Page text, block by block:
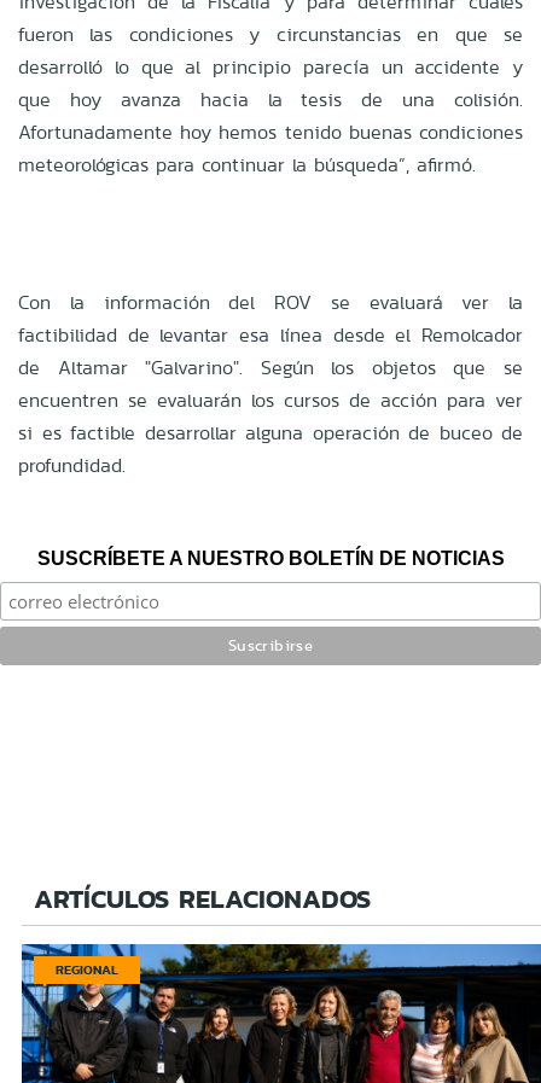
fueron las condiciones y circunstancias en que se
desarrolló lo que al principio parecía un accidente y
que hoy avanza hacia la tesis de una colisión.
Afortunadamente hoy hemos tenido buenas condiciones
meteorológicas para continuar la búsqueda”, afirmó.
Con la información del ROV se evaluará ver la
factibilidad de levantar esa línea desde el Remolcador
de Altamar "Galvarino". Según los objetos que se
encuentren se evaluarán los cursos de acción para ver
si es factible desarrollar alguna operación de buceo de
profundidad.
SUSCRÍBETE A NUESTRO BOLETÍN DE NOTICIAS
ARTÍCULOS RELACIONADOS
REGIONAL